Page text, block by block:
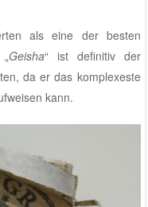
als eine der besten
Geisha“ ist definitiv der
da er das komplexeste
kann.